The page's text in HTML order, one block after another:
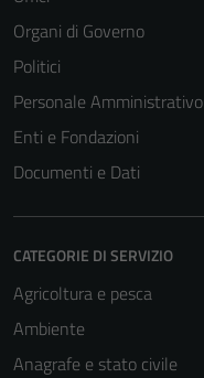
Organi di Governo
Politici
Personale Amministrativo
Enti e Fondazioni
Documenti e Dati
CATEGORIE DI SERVIZIO
Agricoltura e pesca
Ambiente
Anagrafe e stato civile